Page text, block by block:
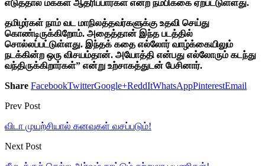
எடுத்தால் மக்கள் ஆதரிப்பார்கள் என்ற நம்பிக்கை ஏற்பட்டுள்ளது.
தமிழர்கள் நாம் வட மாநிலத்தவர்களுக்கு உதவி செய்து
கொண்டிருக்கிறோம். அதைத்தான் இந்த படத்தில்
சொல்லப்பட்டுள்ளது. இந்தக் கதை எல்லோர் வாழ்க்கையிலும்
நடக்கின்ற ஒரு விசயம்தான். அயோத்தி என்பது எல்லோரும் கடந்து
வந்திருக்கிறார்கள்” என்று உற்சாகத்துடன் பேசினார்.
Share FacebookTwitterGoogle+ReddItWhatsAppPinterestEmail
Prev Post
விடா முயற்சியால் கனவுகள் வசப்படும்!
Next Post